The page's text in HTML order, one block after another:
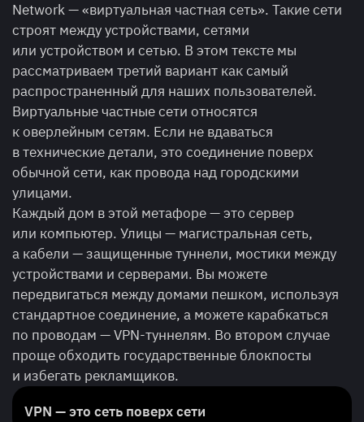
Network — «виртуальная частная сеть». Такие сети
строят между устройствами, сетями
или устройством и сетью. В этом тексте мы
рассматриваем третий вариант как самый
распространенный для наших пользователей.
Виртуальные частные сети относятся
к оверлейным сетям. Если не вдаваться
в технические детали, это соединение поверх
обычной сети, как провода над городскими
улицами.
Каждый дом в этой метафоре — это сервер
или компьютер. Улицы — магистральная сеть,
а кабели — защищенные туннели, мостики между
устройствами и серверами. Вы можете
передвигаться между домами пешком, используя
стандартное соединение, а можете карабкаться
по проводам — VPN-туннелям. Во втором случае
проще обходить государственные блокпосты
и избегать рекламщиков.
VPN — это сеть поверх сети